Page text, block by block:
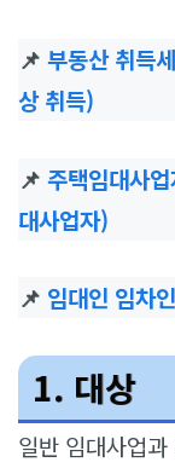
📌 부동산 취득
상 취득)
📌 주택임대사
대사업자)
📌 임대인 임차
1. 대상
일반 임대사업